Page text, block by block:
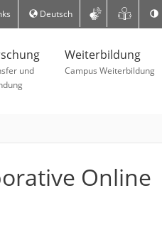
Deutsch
und
Weiterbildung
Campus Weiterbildung
Online